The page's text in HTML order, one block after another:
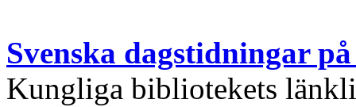
Svenska dagstidningar
Kungliga bibliotekets